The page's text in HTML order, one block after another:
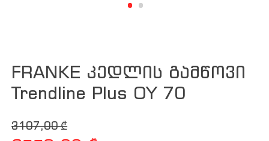
FRANKE კედლის გამწოვი
Trendline Plus OY 70
3107,00
₾
Original price was: 3107,00 ₾.
Current price is: 2559,00 ₾.